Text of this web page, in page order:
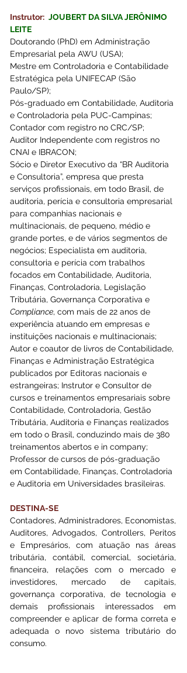
Instrutor: JOUBERT DA SILVA JERÔNIMO
LEITE
Doutorando (PhD) em Administração
Empresarial pela AWU (USA);
Mestre em Controladoria e Contabilidade
Estratégica pela UNIFECAP (São
Paulo/SP);
Pós-graduado em Contabilidade, Auditoria
e Controladoria pela PUC-Campinas;
Contador com registro no CRC/SP;
Auditor Independente com registros no
CNAI e IBRACON;
Sócio e Diretor Executivo da “BR Auditoria
e Consultoria”, empresa que presta
serviços profissionais, em todo Brasil, de
auditoria, perícia e consultoria empresarial
para companhias nacionais e
multinacionais, de pequeno, médio e
grande portes, e de vários segmentos de
negócios; Especialista em auditoria,
consultoria e perícia com trabalhos
focados em Contabilidade, Auditoria,
Finanças, Controladoria, Legislação
Tributária, Governança Corporativa e
Compliance, com mais de 22 anos de
experiência atuando em empresas e
instituições nacionais e multinacionais;
Autor e coautor de livros de Contabilidade,
Finanças e Administração Estratégica
publicados por Editoras nacionais e
estrangeiras; Instrutor e Consultor de
cursos e treinamentos empresariais sobre
Contabilidade, Controladoria, Gestão
Tributária, Auditoria e Finanças realizados
em todo o Brasil, conduzindo mais de 380
treinamentos abertos e in company;
Professor de cursos de pós-graduação
em Contabilidade, Finanças, Controladoria
e Auditoria em Universidades brasileiras.
DESTINA-SE
Contadores, Administradores, Economistas,
Auditores, Advogados, Controllers, Peritos
e Empresários, com atuação nas áreas
tributária, contábil, comercial, societária,
financeira, relações com o mercado e
investidores, mercado de capitais,
governança corporativa, de tecnologia e
demais profissionais interessados em
compreender e aplicar de forma correta e
adequada o novo sistema tributário do
consumo.